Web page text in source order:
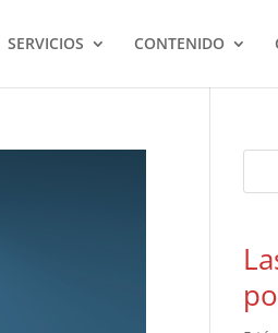
SERVICIOS CONTENIDO